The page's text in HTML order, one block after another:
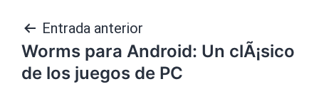
Navegación
de
Entrada anterior
Worms para Android: Un clÃ¡sico
de los juegos de PC